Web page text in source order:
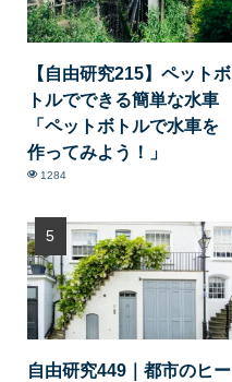
【自由研究215】ペットボ
トルでできる簡単な水車
「ペットボトルで水車を
作ってみよう！」
1284
自由研究449｜都市のヒー